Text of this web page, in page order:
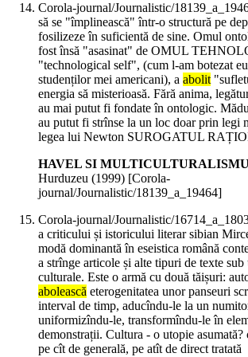
Corola-journal/Journalistic/
să se "împlinească" într-o structură pe
fosilizeze în suficientă de sine. Omul
fost însă "asasinat" de OMUL
"technological self", (cum l-am botezat
studenților mei americani), a abolit
energia să misterioasă. Fără anima,
au mai putut fi fondate în ontologic.
au putut fi strînse la un loc doar prin legi
legea lui Newton SUROGATUL
HAVEL SI
Hurduzeu (1999) [Corola-
journal/Journalistic/18139_a_19464]
Corola-journal/Journalistic/
a criticului și istoricului literar sibian
modă dominantă în eseistica română
a strînge articole și alte tipuri de texte
culturale. Este o armă cu două tăișuri:
abolească eterogenitatea unor panseuri
interval de timp, aducîndu-le la un
uniformizîndu-le, transformîndu-le în
demonstrații. Cultura - o utopie asumată?
pe cît de generală, pe atît de direct tratată